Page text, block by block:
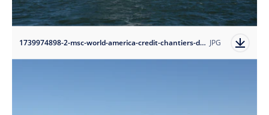
1739974898-2-msc-world-america-credit-chantiers-de-l-atlantique?auto=format JPG